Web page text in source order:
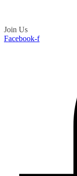
Join Us
Facebook-f